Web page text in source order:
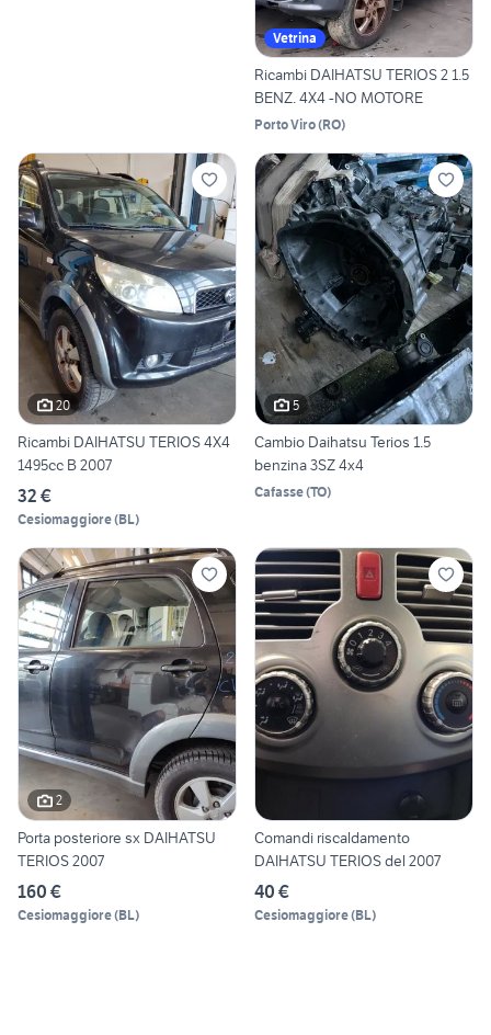
Vetrina
Ricambi DAIHATSU TERIOS 2 1.5
BENZ. 4X4 -NO MOTORE
Porto Viro(RO)
20
Ricambi DAIHATSU TERIOS 4X4
1495cc B 2007
32 €
Cesiomaggiore(BL)
5
Cambio Daihatsu Terios 1.5
benzina 3SZ 4x4
Cafasse(TO)
2
Porta posteriore sx DAIHATSU
TERIOS 2007
160 €
Cesiomaggiore(BL)
Comandi riscaldamento
DAIHATSU TERIOS del 2007
40 €
Cesiomaggiore(BL)